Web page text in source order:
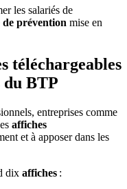
les salariés de
de prévention mise en
téléchargeables
du BTP
entreprises comme
affiches
et à apposer dans les
dix affiches :